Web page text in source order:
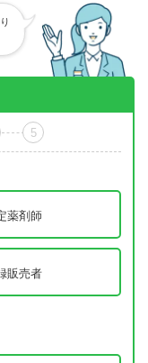
5
薬剤師
販売者